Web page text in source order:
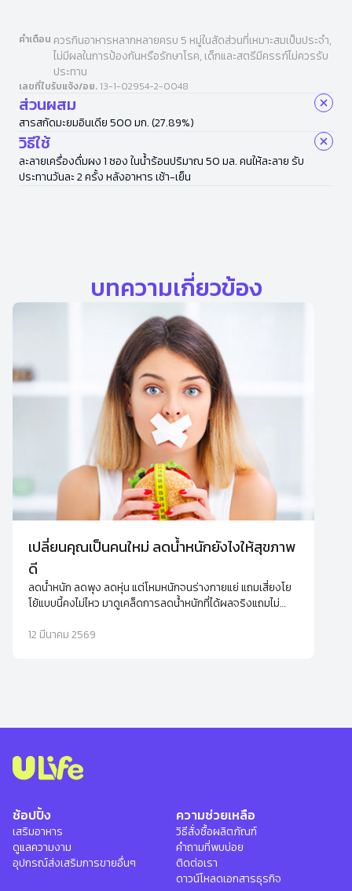
คำเตือน ควรกินอาหารหลากหลายครบ 5 หมู่ในสัดส่วนที่เหมาะสมเป็นประจำ,
ไม่มีผลในการป้องกันหรือรักษาโรค, เด็กและสตรีมีครรภ์ไม่ควรรับ
ประทาน
เลขที่ใบรับแจ้ง/อย. 13-1-02954-2-0048
ส่วนผสม
สารสกัดมะยมอินเดีย 500 มก. (27.89%)
วิธีใช้
ละลายเครื่องดื่มผง 1 ซอง ในน้ำร้อนปริมาณ 50 มล. คนให้ละลาย รับ
ประทานวันละ 2 ครั้ง หลังอาหาร เช้า-เย็น
บทความเกี่ยวข้อง
เปลี่ยนคุณเป็นคนใหม่ ลดน้ำหนักยังไงให้สุขภาพ
ดี
ลดน้ำหนัก ลดพุง ลดหุ่น แต่โหมหนักจนร่างกายแย่ แถมเสี่ยงโย
โย้แบบนี้คงไม่ไหว มาดูเคล็ดการลดน้ำหนักที่ได้ผลจริงแถมไม่
12 มีนาคม 2569
ช้อปปิ้ง
เสริมอาหาร
ดูแลความงาม
อุปกรณ์ส่งเสริมการขายอื่นๆ
ความช่วยเหลือ
วิธีสั่งซื้อผลิตภัณฑ์
คำถามที่พบบ่อย
ติดต่อเรา
ดาวน์โหลดเอกสารธุรกิจ